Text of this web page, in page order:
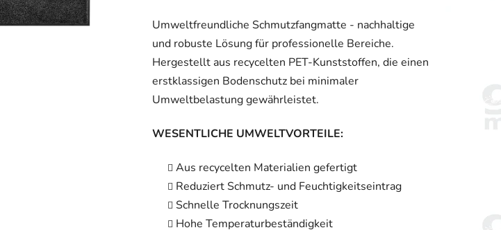
Produktbewertung
ist
0,0
von
5
Umweltfreundliche Schmutzfangmatte - nachhaltige
und robuste Lösung für professionelle Bereiche.
Hergestellt aus recycelten PET-Kunststoffen, die einen
erstklassigen Bodenschutz bei minimaler
Umweltbelastung gewährleistet.
WESENTLICHE UMWELTVORTEILE:
Aus recycelten Materialien gefertigt
Reduziert Schmutz- und Feuchtigkeitseintrag
Schnelle Trocknungszeit
Hohe Temperaturbeständigkeit